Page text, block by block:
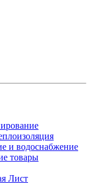
и водоснабжение
товары
Лист